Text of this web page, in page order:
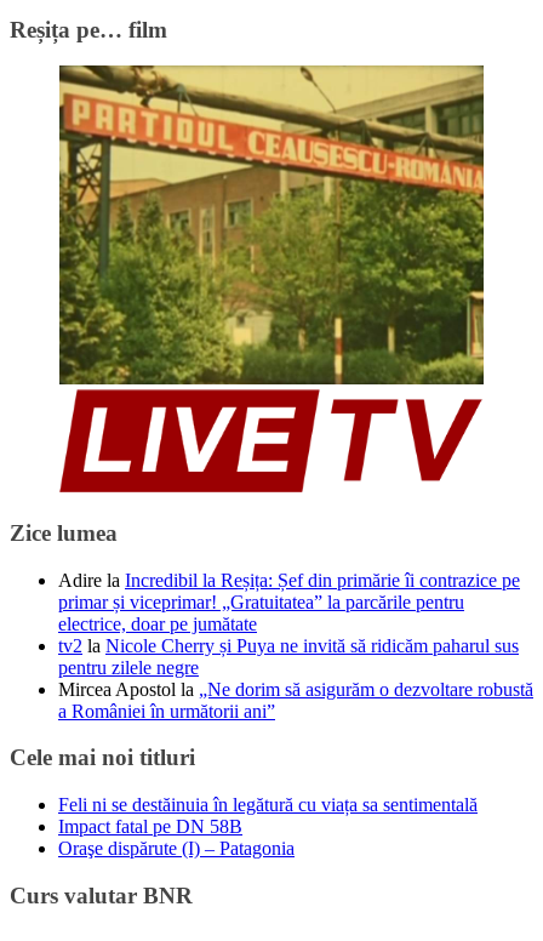
Reșița pe… film
Zice lumea
Adire la Incredibil la Reșița: Șef din primărie îi contrazice pe
primar și viceprimar! „Gratuitatea” la parcările pentru
electrice, doar pe jumătate
tv2 la Nicole Cherry și Puya ne invită să ridicăm paharul sus
pentru zilele negre
Mircea Apostol la „Ne dorim să asigurăm o dezvoltare robustă
a României în următorii ani”
Cele mai noi titluri
Feli ni se destăinuia în legătură cu viața sa sentimentală
Impact fatal pe DN 58B
Oraşe dispărute (I) – Patagonia
Curs valutar BNR